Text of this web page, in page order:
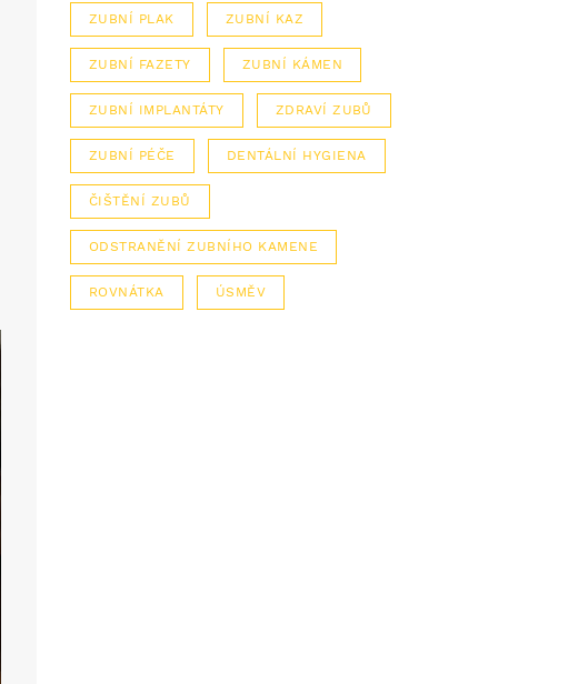
ZUBNÍ PLAK ZUBNÍ KAZ
ZUBNÍ FAZETY ZUBNÍ KÁMEN
ZUBNÍ IMPLANTÁTY ZDRAVÍ ZUBŮ
ZUBNÍ PÉČE DENTÁLNÍ HYGIENA
ČIŠTĚNÍ ZUBŮ
ODSTRANĚNÍ ZUBNÍHO KAMENE
ROVNÁTKA ÚSMĚV